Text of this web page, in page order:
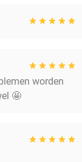
worden
🤩